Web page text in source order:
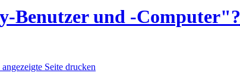
Benutzer und -Computer"?